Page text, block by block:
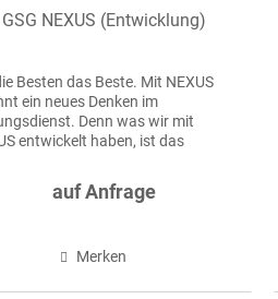
ZUBEHÖR
GSG NEXUS (Entwicklung)
Besten das Beste. Mit NEXUS
ein neues Denken im
Denn was wir mit
entwickelt haben, ist das
zur Praxis und dem Anspruch, den
nicht nur zu erfüllen,...
auf Anfrage
Merken